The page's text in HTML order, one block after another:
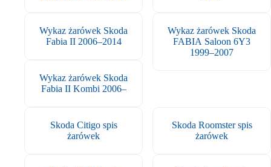
Wykaz żarówek Skoda
Fabia II 2006–2014
Wykaz żarówek Skoda
Fabia II Kombi 2006–
Wykaz żarówek Skoda
FABIA Saloon 6Y3
1999–2007
Skoda Citigo spis
żarówek
Skoda Roomster spis
żarówek